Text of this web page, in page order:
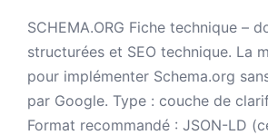
SCHEMA.ORG Fiche technique –
structurées et SEO technique. La
pour implémenter Schema.org
par Google. Type : couche de
Format recommandé : JSON-LD